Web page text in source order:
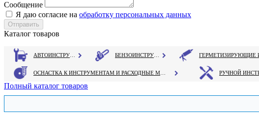
Сообщение
Я даю согласие на обработку персональных данных
Каталог товаров
Полный каталог товаров